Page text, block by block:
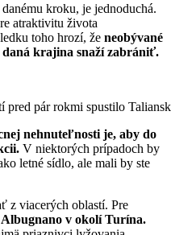
kroku, je jednoduchá.
atraktivitu života
toho hrozí, že neobývané
daná krajina snaží zabrániť.
pár rokmi spustilo
nehnuteľnosti je, aby do
V niektorých prípadoch by
letné sídlo, ale mali by ste
z viacerých oblastí. Pre
Albugnano v okolí Turína.